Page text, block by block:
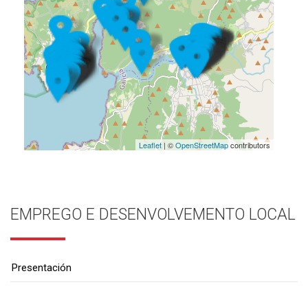
Leaflet| ©OpenStreetMapcontributors
EMPREGO E DESENVOLVEMENTO LOCAL
Presentación